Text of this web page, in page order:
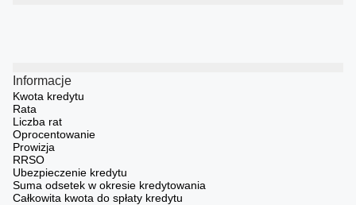
Informacje
Kwota kredytu
Rata
Liczba rat
Oprocentowanie
Prowizja
RRSO
Ubezpieczenie kredytu
Suma odsetek w okresie kredytowania
Całkowita kwota do spłaty kredytu